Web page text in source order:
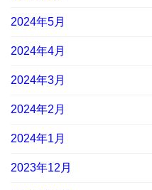
2024年5月
2024年4月
2024年3月
2024年2月
2024年1月
2023年12月